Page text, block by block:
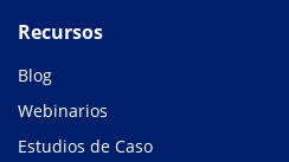
Recursos
Blog
Webinarios
Estudios de Caso